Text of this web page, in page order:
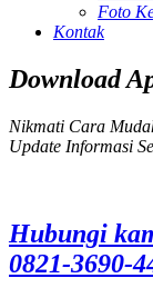
Foto
Kontak
Download
Nikmati Cara
Update Informasi
Hubungi
0821-3690-